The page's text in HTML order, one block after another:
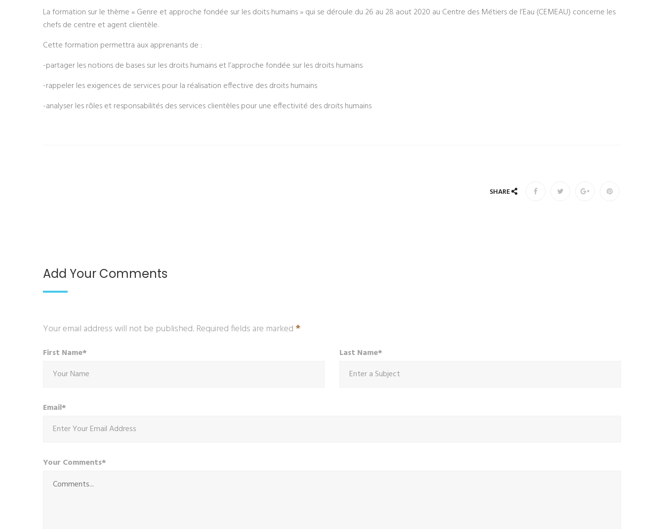
La formation sur le thème « Genre et approche fondée sur les doits humains » qui se déroule du 26 au 28 aout 2020 au Centre des Métiers de l’Eau (CEMEAU) concerne les
chefs de centre et agent clientèle.
Cette formation permettra aux apprenants de :
-partager les notions de bases sur les droits humains et l’approche fondée sur les droits humains
-rappeler les exigences de services pour la réalisation effective des droits humains
-analyser les rôles et responsabilités des services clientèles pour une effectivité des droits humains
SHARE
Add Your Comments
Your email address will not be published. Required fields are marked *
First Name* Last Name*
Email*
Your Comments*